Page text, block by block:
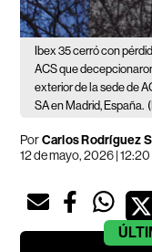
Ibex 35 cerró con
ACS que
exterior de la sede de
SA en Madrid, España.
PorCarlos Rodríguez
12 de mayo, 2026 | 12:20